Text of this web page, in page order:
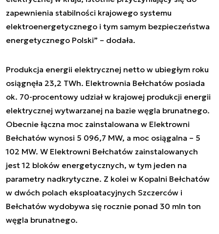
zapewnienia stabilności krajowego systemu
elektroenergetycznego i tym samym bezpieczeństwa
energetycznego Polski” – dodała.
Produkcja energii elektrycznej netto w ubiegłym roku
osiągnęła 23,2 TWh. Elektrownia Bełchatów posiada
ok. 70-procentowy udział w krajowej produkcji energii
elektrycznej wytwarzanej na bazie węgla brunatnego.
Obecnie łączna moc zainstalowana w Elektrowni
Bełchatów wynosi 5 096,7 MW, a moc osiągalna – 5
102 MW. W Elektrowni Bełchatów zainstalowanych
jest 12 bloków energetycznych, w tym jeden na
parametry nadkrytyczne. Z kolei w Kopalni Bełchatów
w dwóch polach eksploatacyjnych Szczerców i
Bełchatów wydobywa się rocznie ponad 30 mln ton
węgla brunatnego.